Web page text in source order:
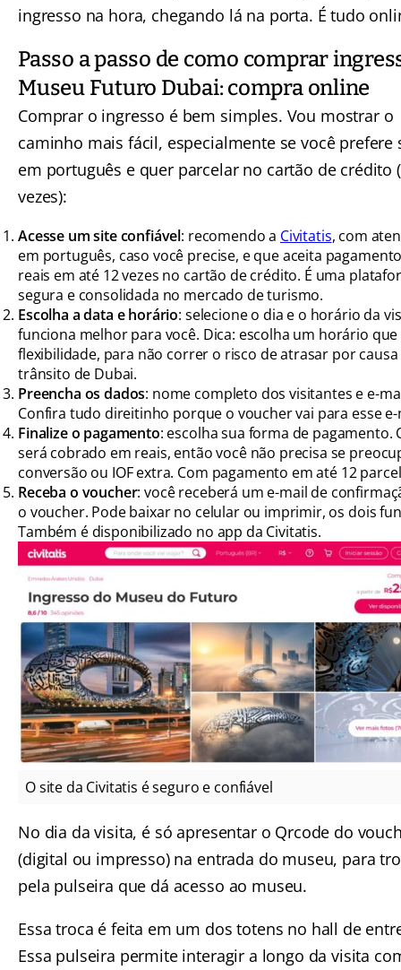
ingresso na hora, chegando lá na porta. É tudo
Passo a passo de como comprar
Museu Futuro Dubai: compra online
Comprar o ingresso é bem simples. Vou mostrar o
caminho mais fácil, especialmente se você prefere
em português e quer parcelar no cartão de crédito
vezes):
Acesse um site confiável: recomendo a Civitatis, com
em português, caso você precise, e que aceita
reais em até 12 vezes no cartão de crédito. É uma
segura e consolidada no mercado de turismo.
Escolha a data e horário: selecione o dia e o horário da
funciona melhor para você. Dica: escolha um horário que
flexibilidade, para não correr o risco de atrasar por
trânsito de Dubai.
Preencha os dados: nome completo dos visitantes e e-
Confira tudo direitinho porque o voucher vai para esse
Finalize o pagamento: escolha sua forma de pagamento.
será cobrado em reais, então você não precisa se
conversão ou IOF extra. Com pagamento em até 12
Receba o voucher: você receberá um e-mail de
o voucher. Pode baixar no celular ou imprimir, os dois
Também é disponibilizado no app da Civitatis.
O site da Civitatis é seguro e confiável
No dia da visita, é só apresentar o Qrcode do
(digital ou impresso) na entrada do museu, para
pela pulseira que dá acesso ao museu.
Essa troca é feita em um dos totens no hall de
Essa pulseira permite interagir a longo da visita